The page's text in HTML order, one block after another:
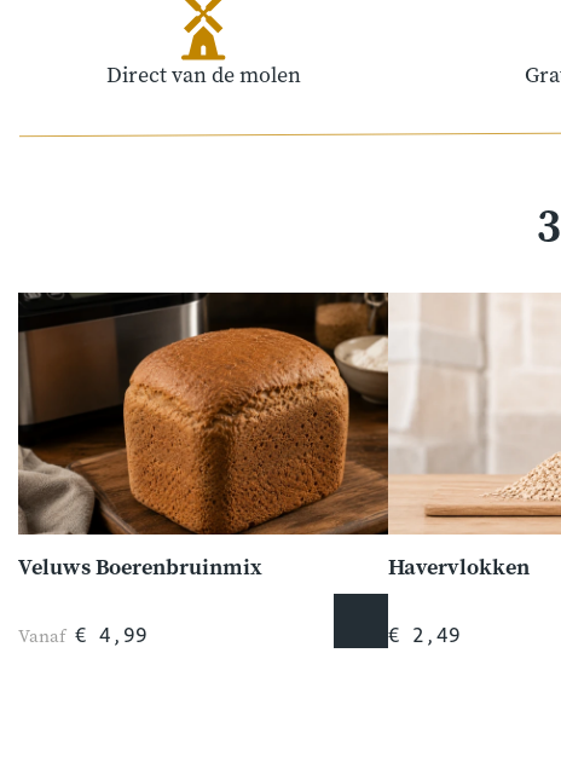
Direct van de molen
Veluws Boerenbruinmix
Vanaf € 4,99
Havervlokken
€ 2,49